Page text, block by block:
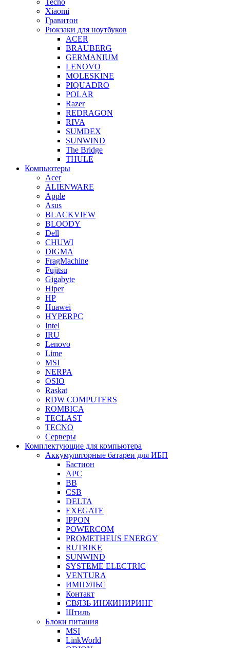
Tecno
Xiaomi
Гравитон
Рюкзаки для ноутбуков
ACER
BRAUBERG
GERMANIUM
LENOVO
MOLESKINE
PIQUADRO
POLAR
Razer
REDRAGON
RIVA
SUMDEX
SUNWIND
The Bridge
THULE
Компьютеры
Acer
ALIENWARE
Apple
Asus
BLACKVIEW
BLOODY
Dell
CHUWI
DIGMA
FragMachine
Fujitsu
Gigabyte
Hiper
HP
Huawei
HYPERPC
Intel
IRU
Lenovo
Lime
MSI
NERPA
OSIO
Raskat
RDW COMPUTERS
ROMBICA
TECLAST
TECNO
Серверы
Комплектующие для компьютера
Аккумуляторные батареи для ИБП
Бастион
APC
BB
CSB
DELTA
EXEGATE
IPPON
POWERCOM
PROMETHEUS ENERGY
RUTRIKE
SUNWIND
SYSTEME ELECTRIC
VENTURA
ИМПУЛЬС
Контакт
СВЯЗЬ ИНЖИНИРИНГ
Штиль
Блоки питания
MSI
LinkWorld